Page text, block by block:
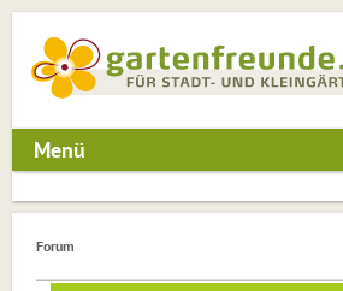
Menü
Forum